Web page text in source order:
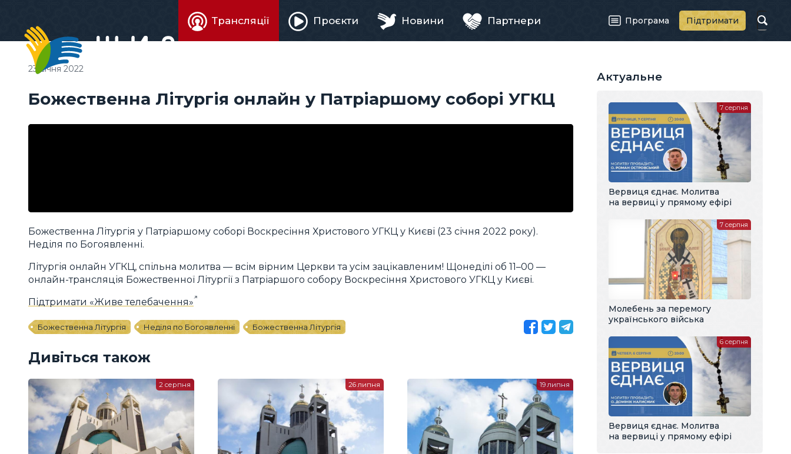
Живе
телебачення
Трансляції Проєкти Новини Партнери Програма Підтримати
Божественна Літургія онлайн у Патріаршому соборі УГКЦ
23 січня 2022
Божественна Літургія у Патріаршому соборі Воскресіння Христового УГКЦ у Києві (23 січня 2022 року).
Неділя по Богоявленні.
Літургія онлайн УГКЦ, спільна молитва — всім вірним Церкви та усім зацікавленим! Щонеділі об 11–00 —
онлайн-трансляція Божественної Літургії з Патріаршого собору Воскресіння Христового УГКЦ у Києві.
Підтримати «Живе телебачення»
Божественна Літургія Неділя по Богоявленні Божественна Літургія
Дивіться також
2 серпня 26 липня 19 липня
Актуальне
Вервиця єднає. Молитва
на вервиці у прямому ефірі
7 серпня
Молебень за перемогу
українського війська
7 серпня
Вервиця єднає. Молитва
на вервиці у прямому ефірі
6 серпня